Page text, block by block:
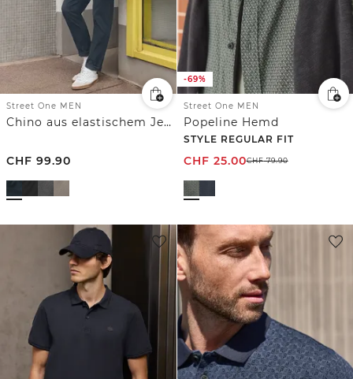
Street One MEN
Chino aus elastischem Jersey mit Flexbund
CHF 99.90
-69%
Street One MEN
Popeline Hemd
STYLE REGULAR FIT
CHF 25.00CHF79.90